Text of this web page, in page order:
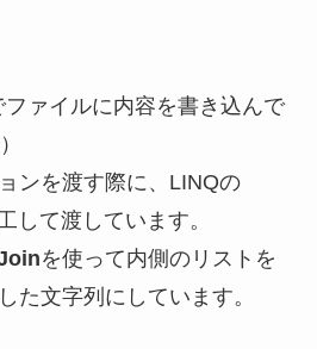
ファイルに内容を書き込んで
ンを渡す際に、LINQの
して渡しています。
を使って内側のリストを
た文字列にしています。